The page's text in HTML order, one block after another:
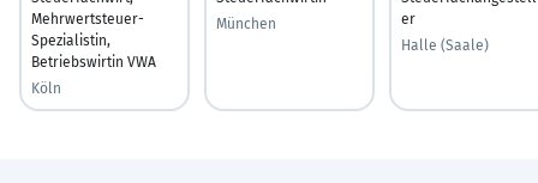
Mehrwertsteuer-
Spezialistin,
Betriebswirtin VWA
Köln
München
er
Halle (Saale)